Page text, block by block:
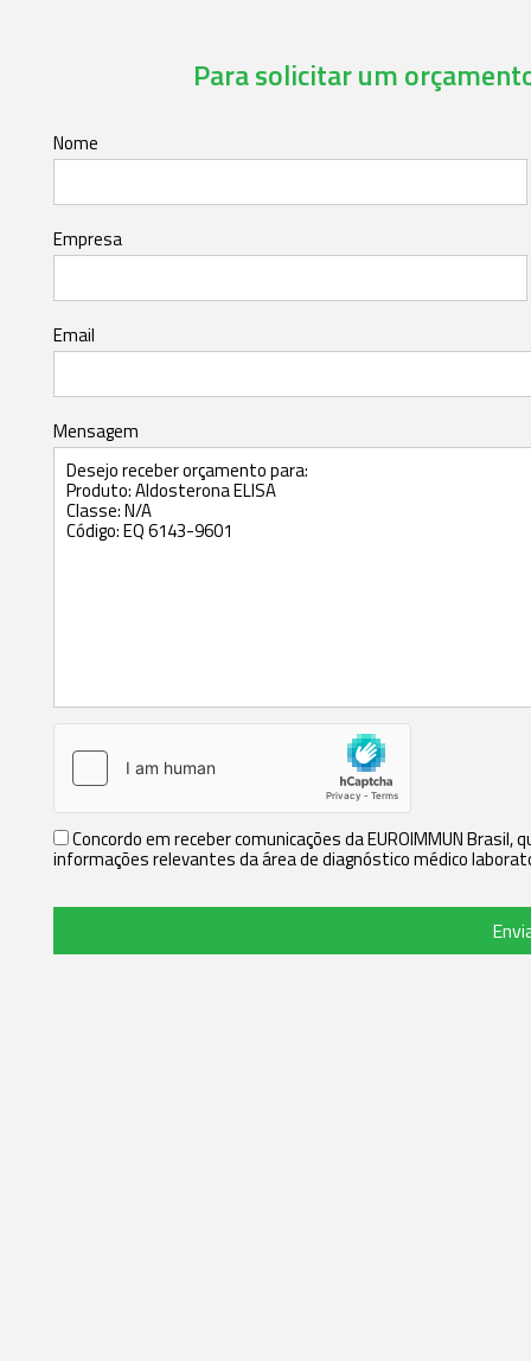
Para solicitar um
Nome
Empresa
Email
Mensagem
Concordo em receber comunicações da EUROIMMUN
informações relevantes da área de diagnóstico médico